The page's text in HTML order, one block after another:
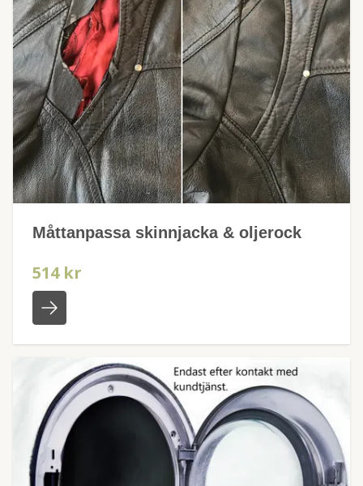
Måttanpassa skinnjacka & oljerock
514 kr